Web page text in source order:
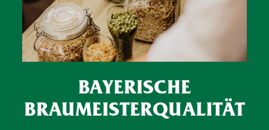
BAYERISCHE
BRAUMEISTER­QUALITÄT